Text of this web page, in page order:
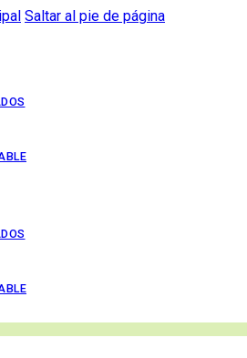
Saltar al pie de página